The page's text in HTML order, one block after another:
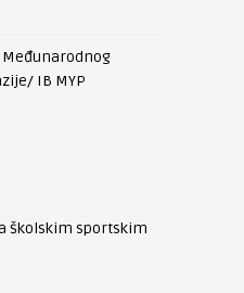
IB MYP
školskim sportskim